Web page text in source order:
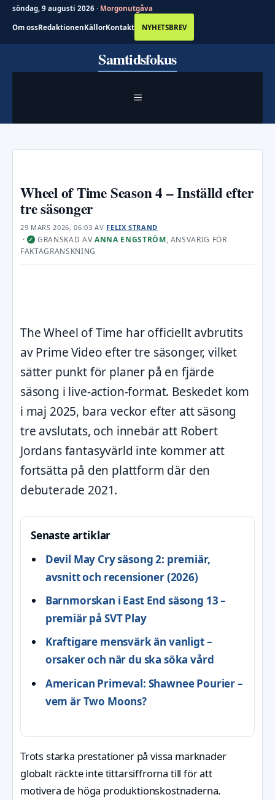
söndag, 9 augusti 2026 · Morgonutgåva
Om ossRedaktionenKällorKontakt NYHETSBREV
Samtidsfokus
MENY
Wheel of Time Season 4 – Inställd efter
tre säsonger
29 MARS 2026, 06:03 AV FELIX STRAND
· ✓ GRANSKAD AV ANNA ENGSTRÖM, ANSVARIG FÖR
FAKTAGRANSKNING
The Wheel of Time har officiellt avbrutits
av Prime Video efter tre säsonger, vilket
sätter punkt för planer på en fjärde
säsong i live-action-format. Beskedet kom
i maj 2025, bara veckor efter att säsong
tre avslutats, och innebär att Robert
Jordans fantasyvärld inte kommer att
fortsätta på den plattform där den
debuterade 2021.
Senaste artiklar
Devil May Cry säsong 2: premiär,
avsnitt och recensioner (2026)
Barnmorskan i East End säsong 13 –
premiär på SVT Play
Kraftigare mensvärk än vanligt –
orsaker och när du ska söka vård
American Primeval: Shawnee Pourier –
vem är Two Moons?
Trots starka prestationer på vissa marknader
globalt räckte inte tittarsiffrorna till för att
motivera de höga produktionskostnaderna.